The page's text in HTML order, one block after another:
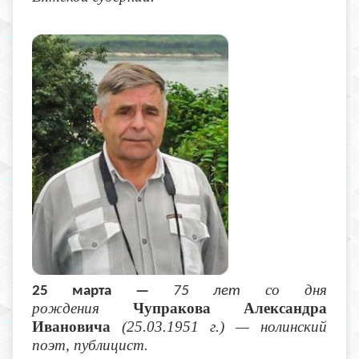
25 марта — 75 лет
со дня
рождения Чупракова Александра
Ивановича (25.03.1951 г.) — нолинский
поэт, публицист.